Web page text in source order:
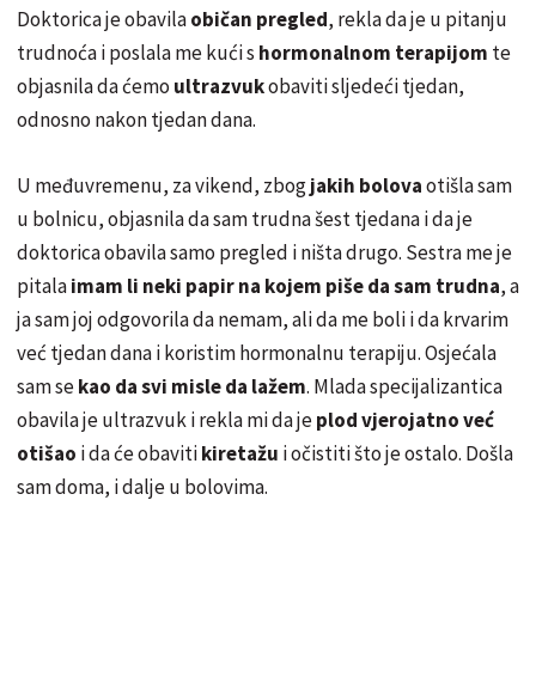
Doktorica je obavilaobičan pregled, rekla da je u pitanju
trudnoća i poslala me kući s hormonalnom terapijom te
objasnila da ćemo ultrazvukobaviti sljedeći tjedan,
odnosno nakon tjedan dana.
U međuvremenu, za vikend, zbogjakih bolovaotišla sam
u bolnicu, objasnila da sam trudna šest tjedana i da je
doktorica obavila samo pregled i ništa drugo. Sestra me je
pitalaimam li neki papir na kojem piše da sam trudna, a
ja sam joj odgovorila da nemam, ali da me boli i da krvarim
već tjedan dana i koristim hormonalnu terapiju. Osjećala
sam sekao da svi misle da lažem. Mlada specijalizantica
obavila je ultrazvuk i rekla mi da jeplod vjerojatno već
otišao i da će obavitikiretažu i očistiti što je ostalo. Došla
sam doma, i dalje u bolovima.